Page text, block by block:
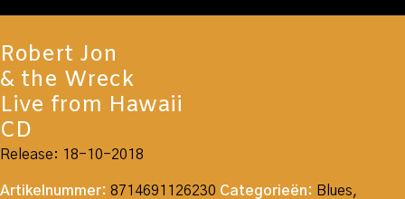
Robert Jon
& the Wreck
Live from Hawaii
CD
Release: 18-10-2018
Artikelnummer: 8714691126230 Categorieën: Blues,